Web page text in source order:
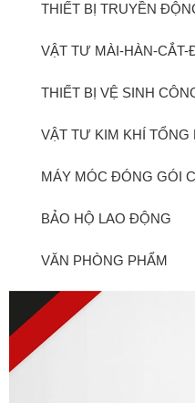
THIẾT BỊ TRUYỀN
VẬT TƯ MÀI-HÀN-CẮT-
THIẾT BỊ VỆ SINH
VẬT TƯ KIM KHÍ TỔNG
MÁY MÓC ĐÓNG GÓI
BẢO HỘ LAO ĐỘNG
VĂN PHÒNG PHẨM